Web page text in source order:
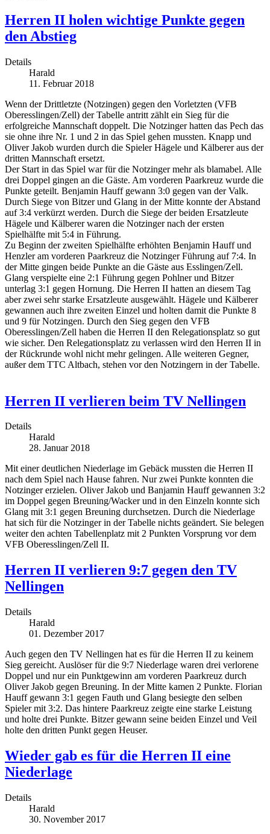
Herren II holen wichtige Punkte gegen
den Abstieg
Details
Harald
11. Februar 2018
Wenn der Drittletzte (Notzingen) gegen den Vorletzten (VFB
Oberesslingen/Zell) der Tabelle antritt zählt ein Sieg für die
erfolgreiche Mannschaft doppelt. Die Notzinger hatten das Pech das
sie ohne ihre Nr. 1 und 2 in das Spiel gehen mussten. Knapp und
Oliver Jakob wurden durch die Spieler Hägele und Kälberer aus der
dritten Mannschaft ersetzt.
Der Start in das Spiel war für die Notzinger mehr als blamabel. Alle
drei Doppel gingen an die Gäste. Am vorderen Paarkreuz wurde die
Punkte geteilt. Benjamin Hauff gewann 3:0 gegen van der Valk.
Durch Siege von Bitzer und Glang in der Mitte konnte der Abstand
auf 3:4 verkürzt werden. Durch die Siege der beiden Ersatzleute
Hägele und Kälberer waren die Notzinger nach der ersten
Spielhälfte mit 5:4 in Führung.
Zu Beginn der zweiten Spielhälfte erhöhten Benjamin Hauff und
Henzler am vorderen Paarkreuz die Notzinger Führung auf 7:4. In
der Mitte gingen beide Punkte an die Gäste aus Esslingen/Zell.
Glang verspielte eine 2:1 Führung gegen Pohlner und Bitzer
unterlag 3:1 gegen Hornung. Die Herren II hatten an diesem Tag
aber zwei sehr starke Ersatzleute ausgewählt. Hägele und Kälberer
gewannen auch ihre zweiten Einzel und holten damit die Punkte 8
und 9 für Notzingen. Durch den Sieg gegen den VFB
Oberesslingen/Zell haben die Herren II den Relegationsplatz so gut
wie sicher. Den Relegationsplatz zu verlassen wird den Herren II in
der Rückrunde wohl nicht mehr gelingen. Alle weiteren Gegner,
außer dem TTC Altbach, stehen vor den Notzingern in der Tabelle.
Herren II verlieren beim TV Nellingen
Details
Harald
28. Januar 2018
Mit einer deutlichen Niederlage im Gebäck mussten die Herren II
nach dem Spiel nach Hause fahren. Nur zwei Punkte konnten die
Notzinger erzielen. Oliver Jakob und Banjamin Hauff gewannen 3:2
im Doppel gegen Breuning/Wacker und in den Einzeln konnte sich
Glang mit 3:1 gegen Breuning durchsetzen. Durch die Niederlage
hat sich für die Notzinger in der Tabelle nichts geändert. Sie belegen
weiter den achten Tabellenplatz mit 2 Punkten Vorsprung vor dem
VFB Oberesslingen/Zell II.
Herren II verlieren 9:7 gegen den TV
Nellingen
Details
Harald
01. Dezember 2017
Auch gegen den TV Nellingen hat es für die Herren II zu keinem
Sieg gereicht. Auslöser für die 9:7 Niederlage waren drei verlorene
Doppel und nur ein Punktgewinn am vorderen Paarkreuz durch
Oliver Jakob gegen Breuning. In der Mitte kamen 2 Punkte. Florian
Hauff gewann 3:1 gegen Fauth und Glang besiegte den selben
Spieler mit 3:2. Das hintere Paarkreuz zeigte eine starke Leistung
und holte drei Punkte. Bitzer gewann seine beiden Einzel und Veil
holte den dritten Punkt gegen Heuser.
Wieder gab es für die Herren II eine
Niederlage
Details
Harald
30. November 2017